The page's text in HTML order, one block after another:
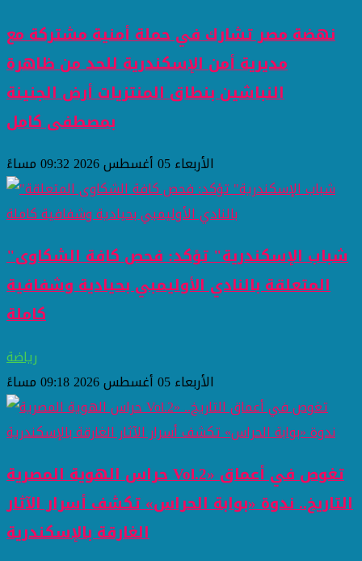
نهضة مصر تشارك في حملة أمنية مشتركة مع
مديرية أمن الإسكندرية للحد من ظاهرة
النباشين بنطاق المنتزيات أرض الجنينة
بمصطفى كامل
الأربعاء 05 أغسطس 2026 09:32 مساءً
"شباب الإسكندرية" تؤكد: فحص كافة الشكاوى
المتعلقة بالنادي الأوليمبي بحيادية وشفافية
كاملة
رياضة
الأربعاء 05 أغسطس 2026 09:18 مساءً
حراس الهوية المصرية Vol.2» تغوص في أعماق
التاريخ.. ندوة «بوابة الحراس» تكشف أسرار الآثار
الغارقة بالإسكندرية